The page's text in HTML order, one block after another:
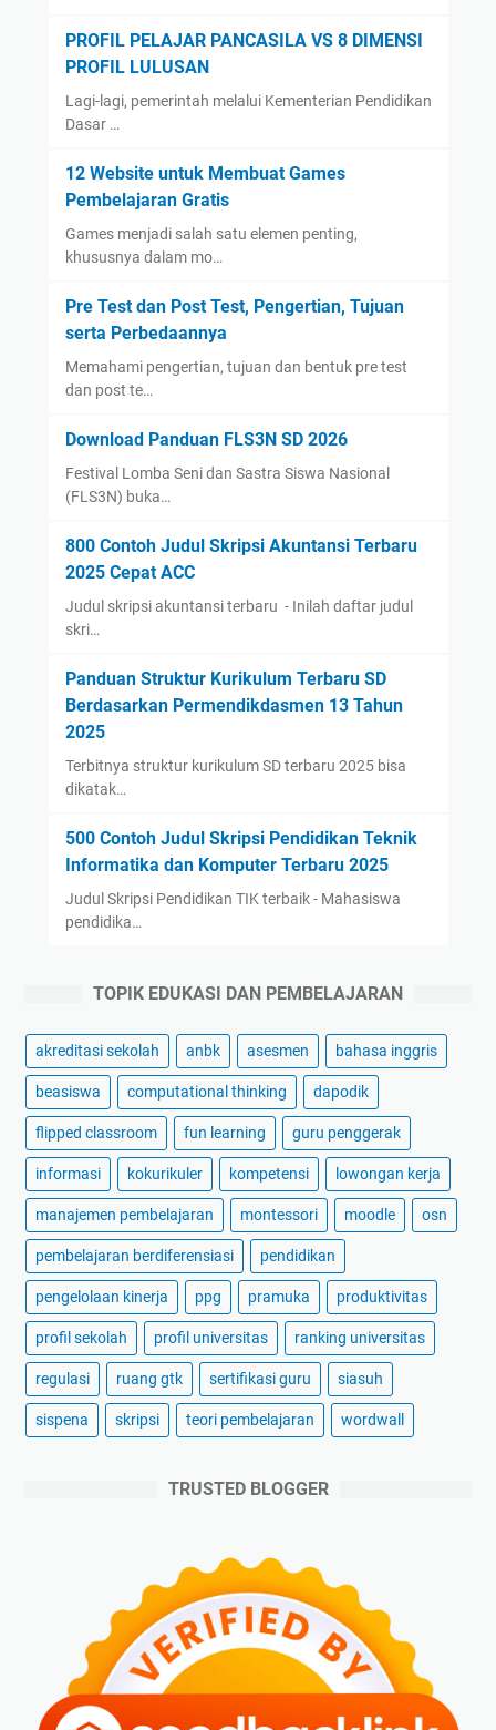
PROFIL PELAJAR PANCASILA VS 8 DIMENSI
PROFIL LULUSAN
Lagi-lagi, pemerintah melalui Kementerian Pendidikan
Dasar …
12 Website untuk Membuat Games
Pembelajaran Gratis
Games menjadi salah satu elemen penting,
khususnya dalam mo…
Pre Test dan Post Test, Pengertian, Tujuan
serta Perbedaannya
Memahami pengertian, tujuan dan bentuk pre test
dan post te…
Download Panduan FLS3N SD 2026
Festival Lomba Seni dan Sastra Siswa Nasional
(FLS3N) buka…
800 Contoh Judul Skripsi Akuntansi Terbaru
2025 Cepat ACC
Judul skripsi akuntansi terbaru - Inilah daftar judul
skri…
Panduan Struktur Kurikulum Terbaru SD
Berdasarkan Permendikdasmen 13 Tahun
2025
Terbitnya struktur kurikulum SD terbaru 2025 bisa
dikatak…
500 Contoh Judul Skripsi Pendidikan Teknik
Informatika dan Komputer Terbaru 2025
Judul Skripsi Pendidikan TIK terbaik - Mahasiswa
pendidika…
TOPIK EDUKASI DAN PEMBELAJARAN
akreditasi sekolah anbk asesmen bahasa inggris
beasiswa computational thinking dapodik
flipped classroom fun learning guru penggerak
informasi kokurikuler kompetensi lowongan kerja
manajemen pembelajaran montessori moodle osn
pembelajaran berdiferensiasi pendidikan
pengelolaan kinerja ppg pramuka produktivitas
profil sekolah profil universitas ranking universitas
regulasi ruang gtk sertifikasi guru siasuh
sispena skripsi teori pembelajaran wordwall
TRUSTED BLOGGER